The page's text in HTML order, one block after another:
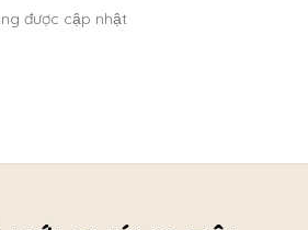
được cập nhật